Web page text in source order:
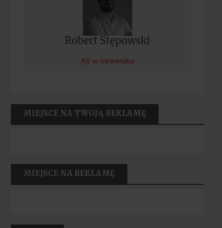
Kij w mrowisko
MIEJSCE NA TWOJĄ REKLAMĘ
MIEJSCE NA REKLAMĘ